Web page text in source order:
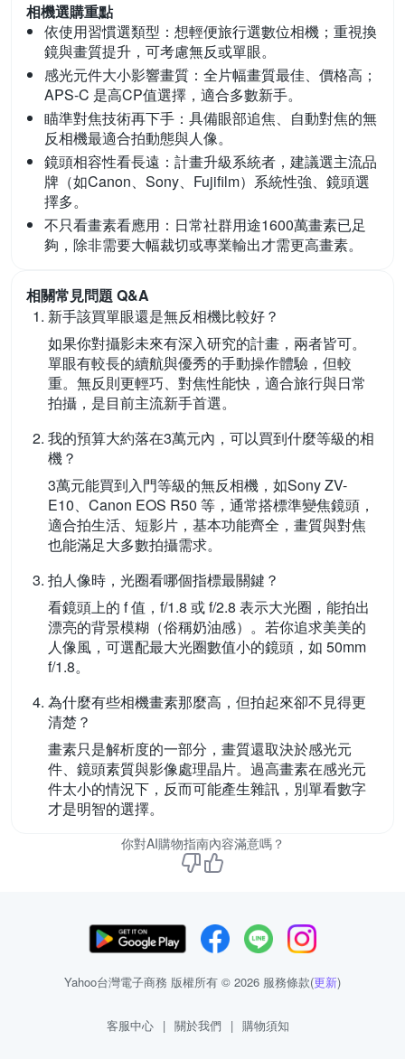
相機選購重點
依使用習慣選類型： 想輕便旅行選數位相機；重視換
鏡與畫質提升，可考慮無反或單眼。
感光元件大小影響畫質： 全片幅畫質最佳、價格高；
APS-C 是高CP值選擇，適合多數新手。
瞄準對焦技術再下手： 具備眼部追焦、自動對焦的無
反相機最適合拍動態與人像。
鏡頭相容性看長遠： 計畫升級系統者，建議選主流品
牌（如Canon、Sony、Fujifilm）系統性強、鏡頭選
擇多。
不只看畫素看應用： 日常社群用途1600萬畫素已足
夠，除非需要大幅裁切或專業輸出才需更高畫素。
相關常見問題 Q&A
新手該買單眼還是無反相機比較好？
如果你對攝影未來有深入研究的計畫，兩者皆可。
單眼有較長的續航與優秀的手動操作體驗，但較
重。無反則更輕巧、對焦性能快，適合旅行與日常
拍攝，是目前主流新手首選。
我的預算大約落在3萬元內，可以買到什麼等級的相
機？
3萬元能買到入門等級的無反相機，如Sony ZV-
E10、Canon EOS R50 等，通常搭標準變焦鏡頭，
適合拍生活、短影片，基本功能齊全，畫質與對焦
也能滿足大多數拍攝需求。
拍人像時，光圈看哪個指標最關鍵？
看鏡頭上的 f 值，f/1.8 或 f/2.8 表示大光圈，能拍出
漂亮的背景模糊（俗稱奶油感）。若你追求美美的
人像風，可選配最大光圈數值小的鏡頭，如 50mm
f/1.8。
為什麼有些相機畫素那麼高，但拍起來卻不見得更
清楚？
畫素只是解析度的一部分，畫質還取決於感光元
件、鏡頭素質與影像處理晶片。過高畫素在感光元
件太小的情況下，反而可能產生雜訊，別單看數字
才是明智的選擇。
你對AI購物指南內容滿意嗎？
Yahoo台灣電子商務 版權所有 © 2026 服務條款(更新)
客服中心 | 關於我們 | 購物須知